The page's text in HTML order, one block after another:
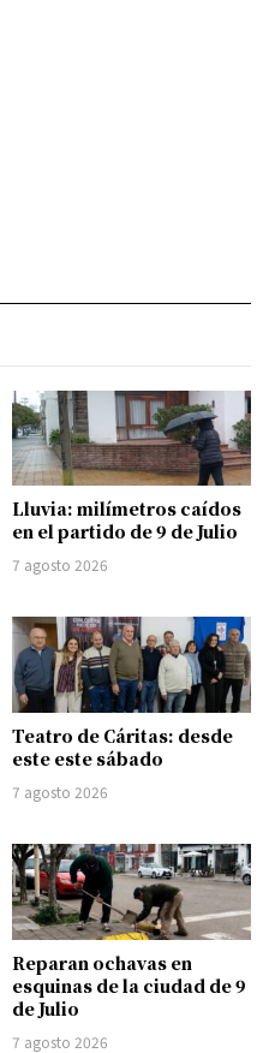
Lluvia: milímetros caídos
en el partido de 9 de Julio
7 agosto 2026
Teatro de Cáritas: desde
este este sábado
7 agosto 2026
Reparan ochavas en
esquinas de la ciudad de 9
de Julio
7 agosto 2026